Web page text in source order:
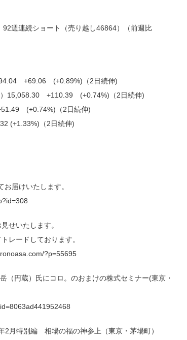
週連続ショート（売り越し46864）（前週比
+69.06 (+0.89%)（2日続伸)
）15,058.30 +110.39 (+0.74%)（2日続伸)
(+0.74%)（2日続伸)
(+1.33%)（2日続伸)
お届けいたします。
せいたします。
レードしております。
?p=55695
（円蔵）氏にコロ。のおまけの株式セミナー(東京・
2月特別編 相場の福の神参上（東京・茅場町）